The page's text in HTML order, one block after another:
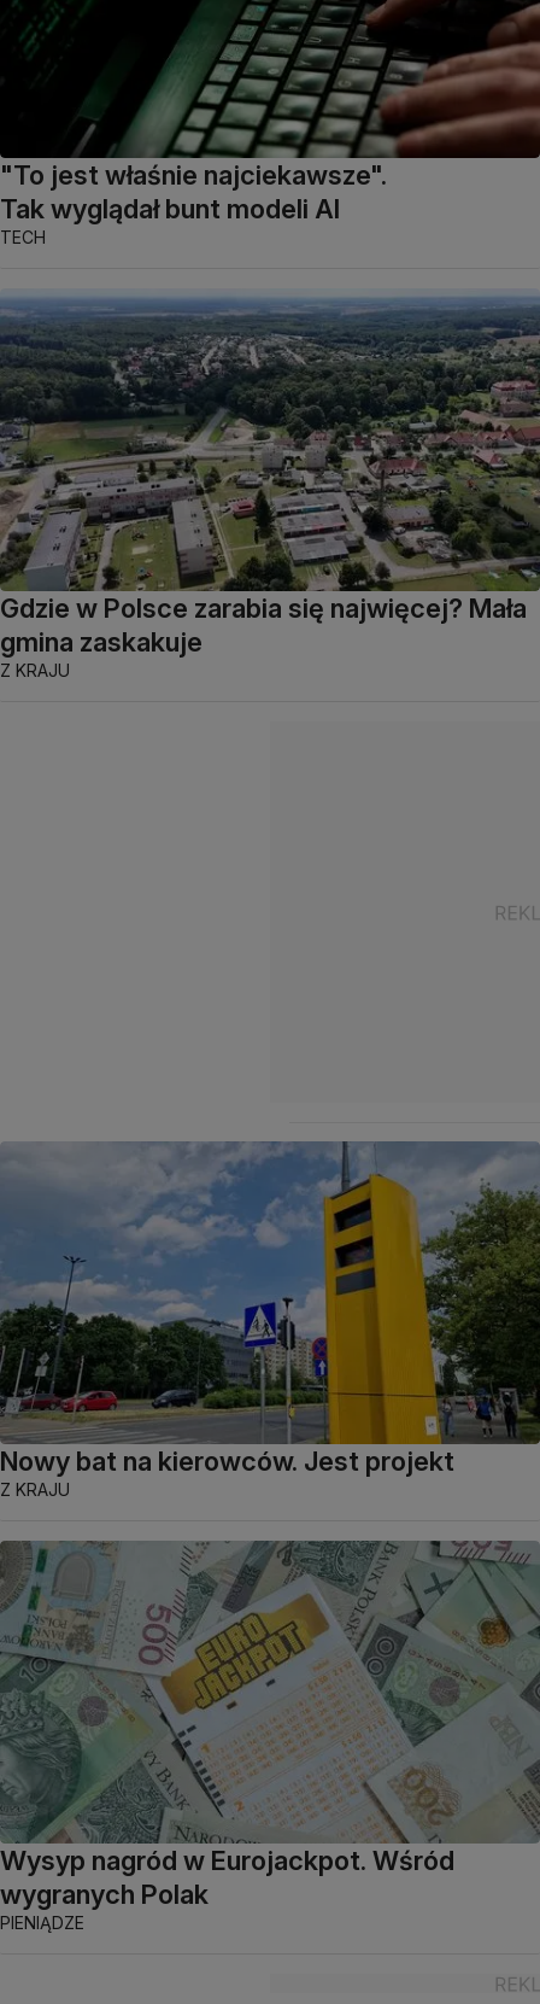
"To jest właśnie najciekawsze".
Tak wyglądał bunt modeli AI
TECH
Gdzie w Polsce zarabia się najwięcej? Mała
gmina zaskakuje
Z KRAJU
Nowy bat na kierowców. Jest projekt
Z KRAJU
Wysyp nagród w Eurojackpot. Wśród
wygranych Polak
PIENIĄDZE